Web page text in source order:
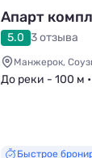
Апарт
5.0 3 отзыва
Манжерок,
До реки - 100 м
Быстрое